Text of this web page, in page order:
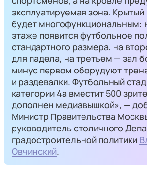
эксплуатируемая зона.
будет многофункциональным:
этаже появится футбольное
стандартного размера, на
для падела, на третьем — зал
минус первом оборудуют
и раздевалки. Футбольный
категории 4а вместит 500
дополнен медиавышкой», —
Министр Правительства
руководитель столичного
градостроительной политики
Овчинский.